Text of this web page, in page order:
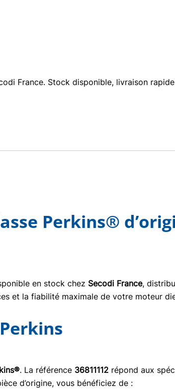
France. Stock disponible, livraison
Perkins®
en stock chez Secodi France,
et la fiabilité maximale de votre moteur
. La référence 36811112 répond aux
d’origine, vous bénéficiez de :